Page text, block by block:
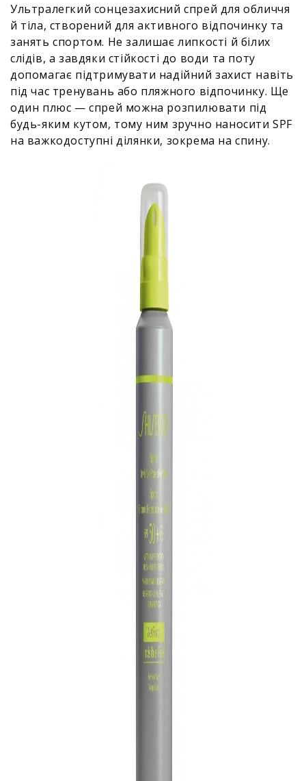
Ультралегкий сонцезахисний спрей для обличчя
й тіла, створений для активного відпочинку та
занять спортом. Не залишає липкості й білих
слідів, а завдяки стійкості до води та поту
допомагає підтримувати надійний захист навіть
під час тренувань або пляжного відпочинку. Ще
один плюс — спрей можна розпилювати під
будь-яким кутом, тому ним зручно наносити SPF
на важкодоступні ділянки, зокрема на спину.